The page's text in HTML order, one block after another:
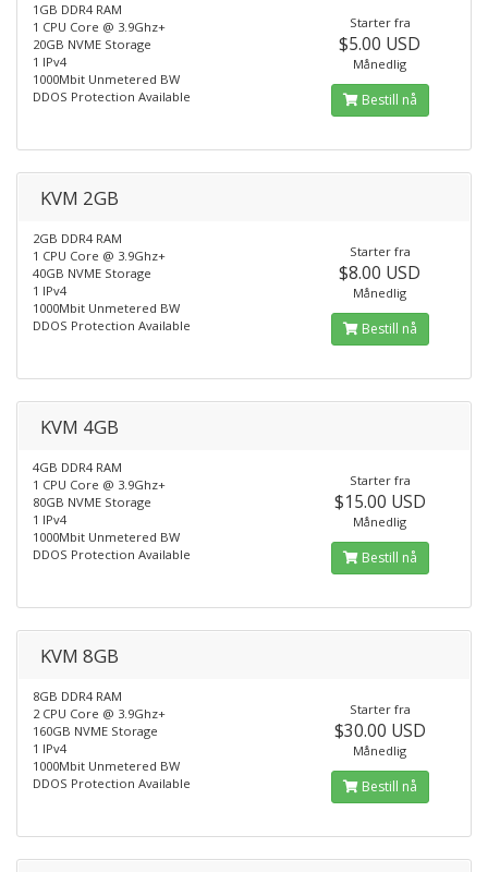
1GB DDR4 RAM
1 CPU Core @ 3.9Ghz+
20GB NVME Storage
1 IPv4
1000Mbit Unmetered BW
DDOS Protection Available
Starter fra
$5.00 USD
Månedlig
Bestill nå
KVM 2GB
2GB DDR4 RAM
1 CPU Core @ 3.9Ghz+
40GB NVME Storage
1 IPv4
1000Mbit Unmetered BW
DDOS Protection Available
Starter fra
$8.00 USD
Månedlig
Bestill nå
KVM 4GB
4GB DDR4 RAM
1 CPU Core @ 3.9Ghz+
80GB NVME Storage
1 IPv4
1000Mbit Unmetered BW
DDOS Protection Available
Starter fra
$15.00 USD
Månedlig
Bestill nå
KVM 8GB
8GB DDR4 RAM
2 CPU Core @ 3.9Ghz+
160GB NVME Storage
1 IPv4
1000Mbit Unmetered BW
DDOS Protection Available
Starter fra
$30.00 USD
Månedlig
Bestill nå